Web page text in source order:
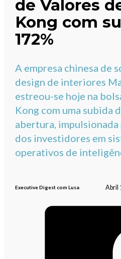
de Valores
Kong com
172%
A empresa chinesa de
design de interiores
estreou-se hoje na
Kong com uma subida
abertura,
dos investidores em
operativos de
Executive Digest com Lusa Abril